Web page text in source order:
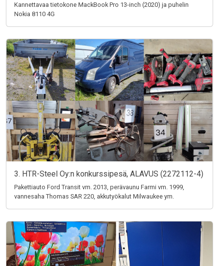
Kannettavaa tietokone MackBook Pro 13-inch (2020) ja puhelin
Nokia 8110 4G
3. HTR-Steel Oy:n konkurssipesä, ALAVUS (2272112-4)
Pakettiauto Ford Transit vm. 2013, perävaunu Farmi vm. 1999,
vannesaha Thomas SAR 220, akkutyökalut Milwaukee ym.